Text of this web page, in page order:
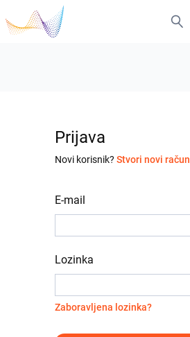
Prijava
Novi korisnik? Stvori novi račun
E-mail
Lozinka
Zaboravljena lozinka?